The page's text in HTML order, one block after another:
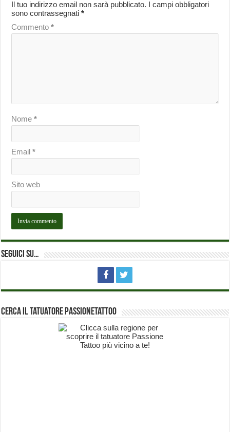
Il tuo indirizzo email non sarà pubblicato. I campi obbligatori
sono contrassegnati*
Commento*
Nome*
Email*
Sito web
Seguici su…
Cerca il Tatuatore PassioneTattoo